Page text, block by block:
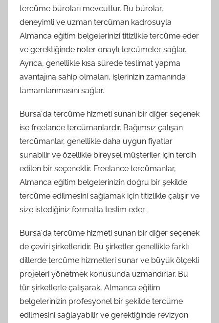
tercüme büroları mevcuttur. Bu bürolar,
deneyimli ve uzman tercüman kadrosuyla
Almanca eğitim belgelerinizi titizlikle tercüme eder
ve gerektiğinde noter onaylı tercümeler sağlar.
Ayrıca, genellikle kısa sürede teslimat yapma
avantajına sahip olmaları, işlerinizin zamanında
tamamlanmasını sağlar.
Bursa'da tercüme hizmeti sunan bir diğer seçenek
ise freelance tercümanlardır. Bağımsız çalışan
tercümanlar, genellikle daha uygun fiyatlar
sunabilir ve özellikle bireysel müşteriler için tercih
edilen bir seçenektir. Freelance tercümanlar,
Almanca eğitim belgelerinizin doğru bir şekilde
tercüme edilmesini sağlamak için titizlikle çalışır ve
size istediğiniz formatta teslim eder.
Bursa'da tercüme hizmeti sunan bir diğer seçenek
de çeviri şirketleridir. Bu şirketler genellikle farklı
dillerde tercüme hizmetleri sunar ve büyük ölçekli
projeleri yönetmek konusunda uzmandırlar. Bu
tür şirketlerle çalışarak, Almanca eğitim
belgelerinizin profesyonel bir şekilde tercüme
edilmesini sağlayabilir ve gerektiğinde revizyon